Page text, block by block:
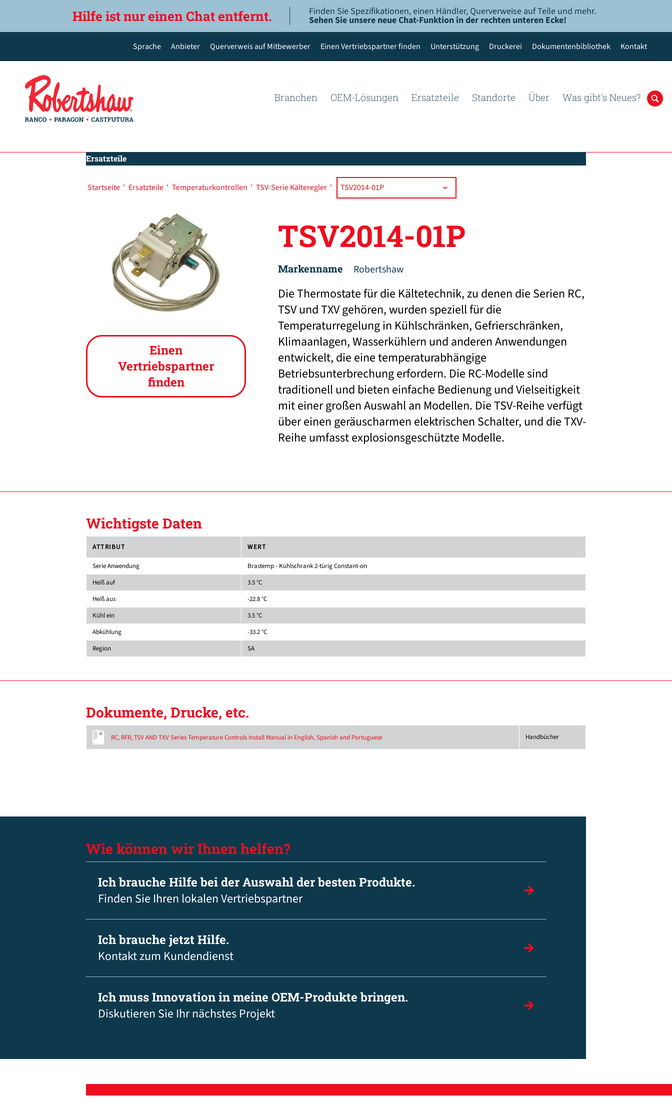
Hilfe ist nur einen Chat entfernt. Finden Sie Spezifikationen, einen Händler, Querverweise auf Teile und mehr.
Sehen Sie unsere neue Chat-Funktion in der rechten unteren Ecke!
Sprache
Anbieter Querverweis auf Mitbewerber Einen Vertriebspartner finden Unterstützung Druckerei Dokumentenbibliothek Kontakt
Branchen OEM-Lösungen Ersatzteile Standorte Über Was gibt's Neues?
Ersatzteile
Startseite ' Ersatzteile ' Temperaturkontrollen ' TSV-Serie Kälteregler '
Einen
Vertriebspartner
finden
TSV2014-01P
Markenname Robertshaw
Die Thermostate für die Kältetechnik, zu denen die Serien RC,
TSV und TXV gehören, wurden speziell für die
Temperaturregelung in Kühlschränken, Gefrierschränken,
Klimaanlagen, Wasserkühlern und anderen Anwendungen
entwickelt, die eine temperaturabhängige
Betriebsunterbrechung erfordern. Die RC-Modelle sind
traditionell und bieten einfache Bedienung und Vielseitigkeit
mit einer großen Auswahl an Modellen. Die TSV-Reihe verfügt
über einen geräuscharmen elektrischen Schalter, und die TXV-
Reihe umfasst explosionsgeschützte Modelle.
Wichtigste Daten
ATTRIBUT WERT
Serie Anwendung
Brastemp - Kühlschrank 2-türig Constant-on
Heiß auf
3.5 °C
Heiß aus
-22.8 °C
Kühl ein
3.5 °C
Abkühlung
-33.2 °C
Region
SA
Dokumente, Drucke, etc.
RC, RFR, TSV AND TXV Series Temperature Controls Install Manual in English, Spanish and Portuguese Handbücher
Wie können wir Ihnen helfen?
Ich brauche Hilfe bei der Auswahl der besten Produkte.
Finden Sie Ihren lokalen Vertriebspartner
Ich brauche jetzt Hilfe.
Kontakt zum Kundendienst
Ich muss Innovation in meine OEM-Produkte bringen.
Diskutieren Sie Ihr nächstes Projekt